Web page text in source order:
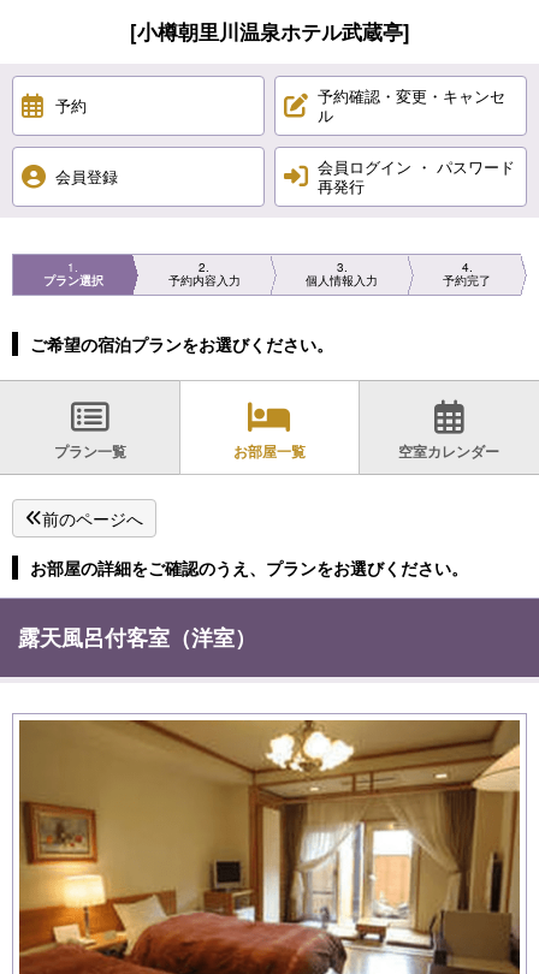
[小樽朝里川温泉ホテル武蔵亭]
予約
予約確認・変更・キャンセ
ル
会員登録
会員ログイン ・ パスワード
再発行
1
プラン選択
2
予約内容入力
3
個人情報入力
4
予約完了
ご希望の宿泊プランをお選びください。
プラン一覧 お部屋一覧 空室カレンダー
前のページへ
お部屋の詳細をご確認のうえ、プランをお選びください。
露天風呂付客室（洋室）